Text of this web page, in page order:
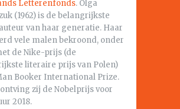
Letterenfonds. Olga
(1962) is de belangrijkste
van haar generatie. Haar
vele malen bekroond, onder
de Nike-prijs (de
literaire prijs van Polen)
Booker International Prize.
ontving zij de Nobelprijs voor
2018.